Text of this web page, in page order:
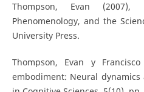
Thompson, Evan
Phenomenology, and the
University Press.
Thompson, Evan y
embodiment: Neural dynamics